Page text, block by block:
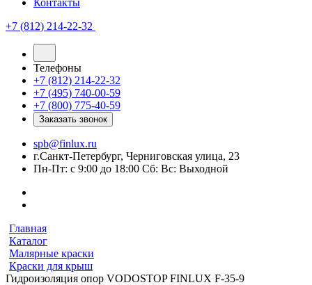
Контакты
+7 (812) 214-22-32
Телефоны
+7 (812) 214-22-32
+7 (495) 740-00-59
+7 (800) 775-40-59
Заказать звонок
spb@finlux.ru
г.Санкт-Петербург, Черниговская улица, 23
Пн-Пт: с 9:00 до 18:00 Сб: Вс: Выходной
Главная
Каталог
Малярные краски
Краски для крыш
Гидроизоляция опор VODOSTOP FINLUX F-35-9